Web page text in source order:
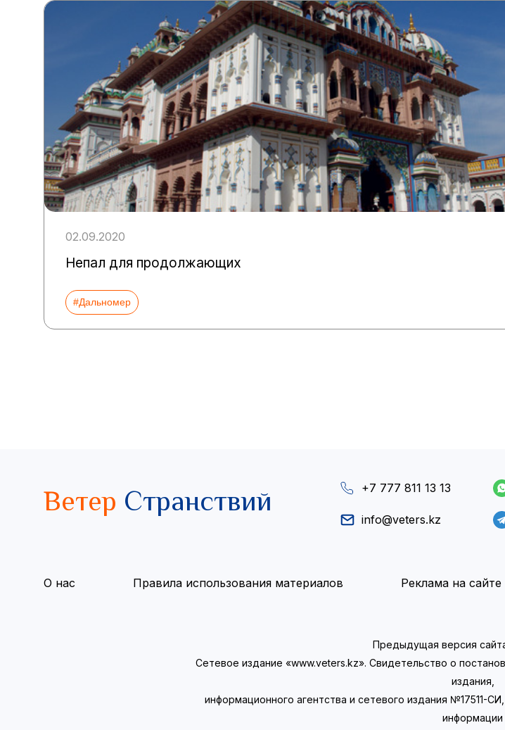
02.09.2020
Непал для продолжающих
#Дальномер
Ветер Странствий +7 777 811 13 13
info@veters.kz
О нас Правила использования материалов Реклама на сайте
Предыдущая версия
Сетевое издание «www.veters.kz». Свидетельство о
издания,
информационного агентства и сетевого издания №17511-
информации